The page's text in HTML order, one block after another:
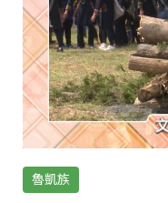
魯凱族